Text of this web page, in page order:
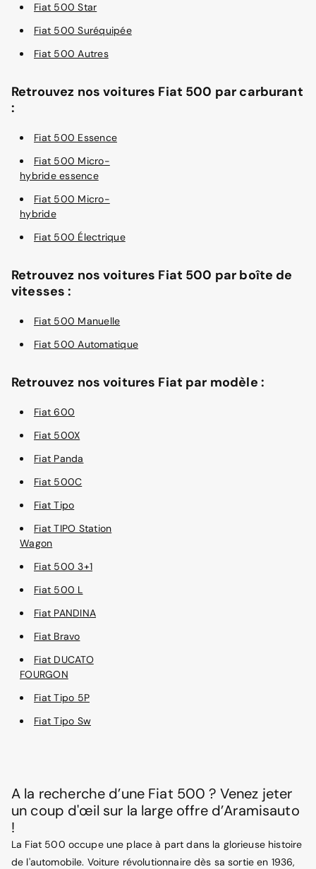
Fiat 500 Star
Fiat 500 Suréquipée
Fiat 500 Autres
Retrouvez nos voitures Fiat 500 par carburant
:
Fiat 500 Essence
Fiat 500 Micro-
hybride essence
Fiat 500 Micro-
hybride
Fiat 500 Électrique
Retrouvez nos voitures Fiat 500 par boîte de
vitesses :
Fiat 500 Manuelle
Fiat 500 Automatique
Retrouvez nos voitures Fiat par modèle :
Fiat 600
Fiat 500X
Fiat Panda
Fiat 500C
Fiat Tipo
Fiat TIPO Station
Wagon
Fiat 500 3+1
Fiat 500 L
Fiat PANDINA
Fiat Bravo
Fiat DUCATO
FOURGON
Fiat Tipo 5P
Fiat Tipo Sw
A la recherche d’une Fiat 500 ? Venez jeter
un coup d'œil sur la large offre d’Aramisauto
!
La Fiat 500 occupe une place à part dans la glorieuse histoire
de l'automobile. Voiture révolutionnaire dès sa sortie en 1936,